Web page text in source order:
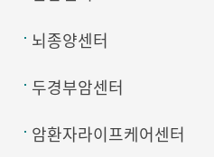
뇌종양센터
두경부암센터
암환자라이프케어센터